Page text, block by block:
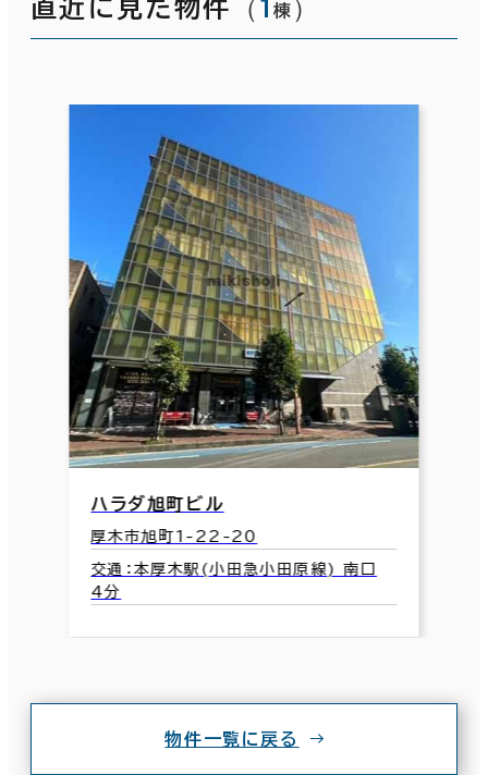
直近に見た物件 （1 棟 ）
ハラダ旭町ビル
厚木市旭町1-22-20
交通：本厚木駅(小田急小田原線) 南口
4分
物件一覧に戻る